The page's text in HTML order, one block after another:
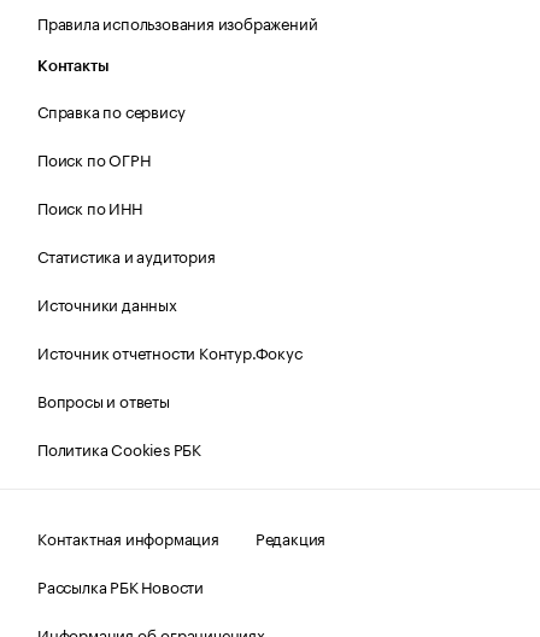
Правила использования изображений
Контакты
Справка по сервису
Поиск по ОГРН
Поиск по ИНН
Статистика и аудитория
Источники данных
Источник отчетности Контур.Фокус
Вопросы и ответы
Политика Cookies РБК
Контактная информация
Редакция
Рассылка РБК Новости